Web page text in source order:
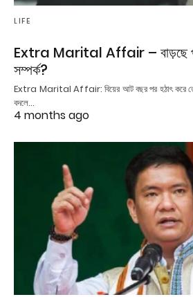
LIFE
Extra Marital Affair – বাড়ছে
সম্পর্ক?
Extra Marital Affair: বিয়ের আট বছর পর হঠাৎ করে
বদলে…
4 months ago